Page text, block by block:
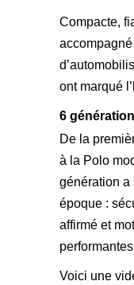
Compacte,
ont marqué
6
De la
à la Polo
génération a
époque :
affirmé et
Voici une